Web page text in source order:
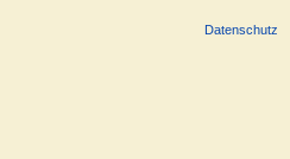
Datenschutz